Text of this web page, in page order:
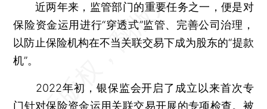
近两年来，监管部门的重要任务之一，便是对
保险资金运用进行“穿透式”监管、完善公司治理，
以防止保险机构在不当关联交易下成为股东的“提款
机”。
2022年初，银保监会开启了成立以来首次专
门针对保险资金运用关联交易开展的专项检查。被